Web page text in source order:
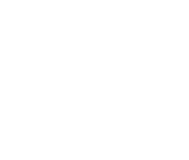
Telefon: +4